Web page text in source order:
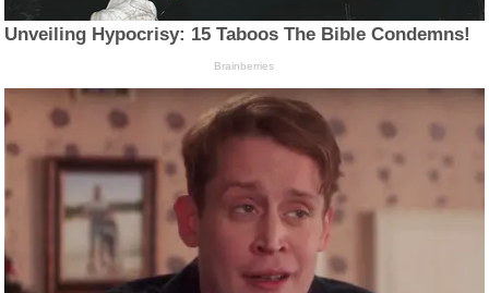
Unveiling Hypocrisy: 15 Taboos The Bible Condemns!
Brainberries